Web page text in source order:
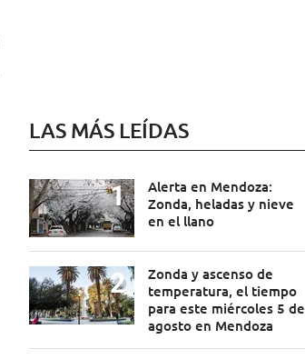
LAS MÁS LEÍDAS
Alerta en Mendoza:
Zonda, heladas y nieve
en el llano
Zonda y ascenso de
temperatura, el tiempo
para este miércoles 5 de
agosto en Mendoza